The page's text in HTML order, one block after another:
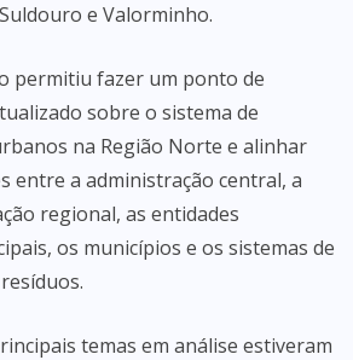
e Valorminho.
permitiu fazer um ponto de
sobre o sistema de
na Região Norte e alinhar
entre a administração central, a
regional, as entidades
os municípios e os sistemas de
temas em análise estiveram